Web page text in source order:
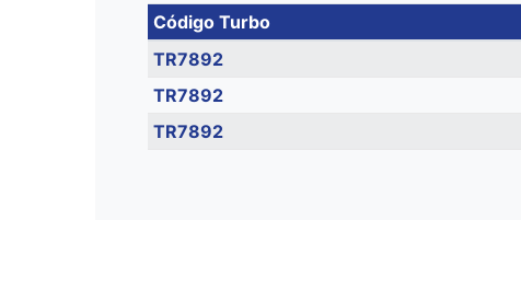
Código Turbo
TR7892
TR7892
TR7892